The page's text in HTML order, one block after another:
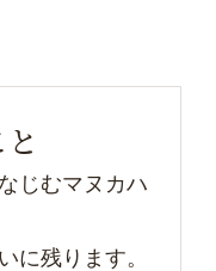
じむマヌカハ
に残ります。